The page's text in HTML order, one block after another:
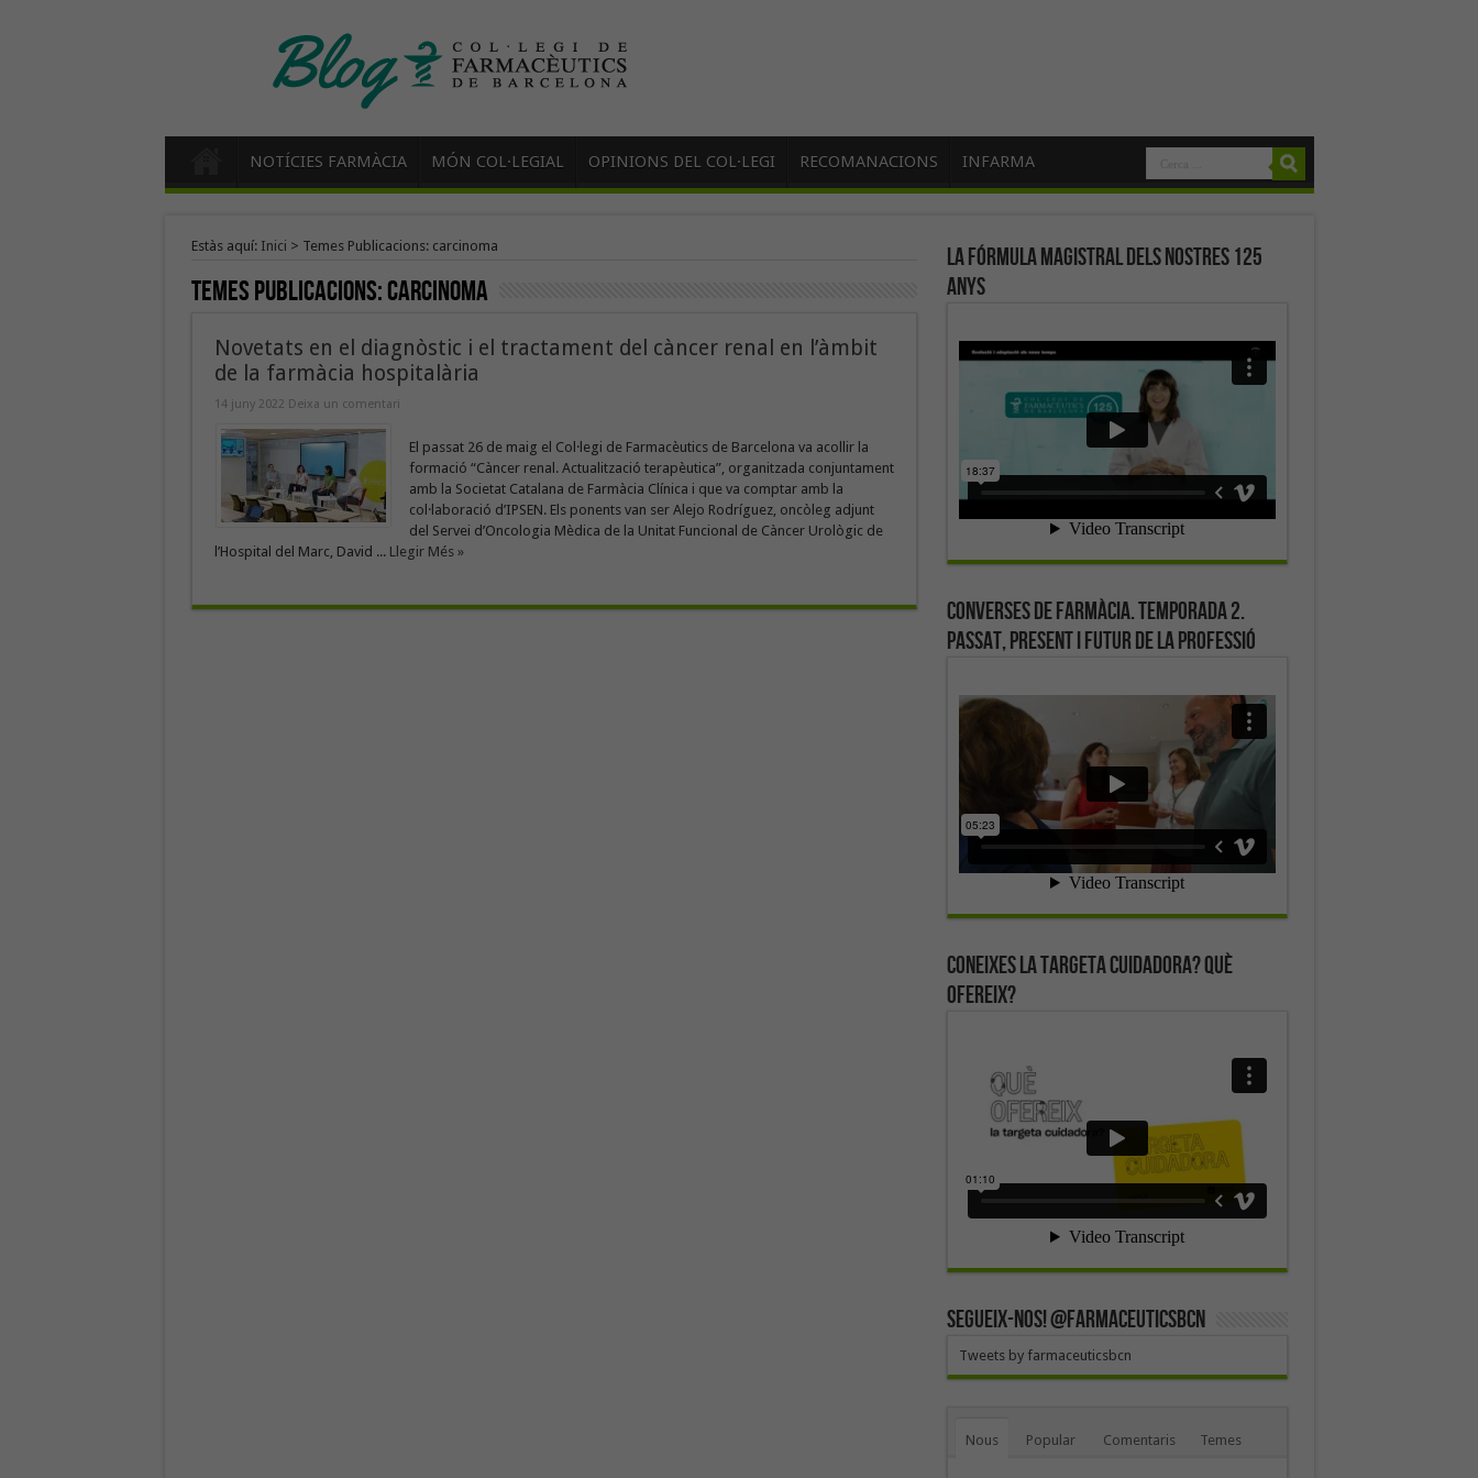
NOTÍCIES FARMÀCIA MÓN COL·LEGIAL OPINIONS DEL COL·LEGI RECOMANACIONS INFARMA
Estàs aquí: Inici > Temes Publicacions: carcinoma
Temes Publicacions:carcinoma
Novetats en el diagnòstic i el tractament del càncer renal en l’àmbit
de la farmàcia hospitalària
14 juny 2022 Deixa un comentari
El passat 26 de maig el Col·legi de Farmacèutics de Barcelona va acollir la
formació “Càncer renal. Actualització terapèutica”, organitzada conjuntament
amb la Societat Catalana de Farmàcia Clínica i que va comptar amb la
col·laboració d’IPSEN. Els ponents van ser Alejo Rodríguez, oncòleg adjunt
del Servei d’Oncologia Mèdica de la Unitat Funcional de Càncer Urològic de
l’Hospital del Marc, David ... Llegir Més »
La fórmula magistral dels nostres 125
anys
Converses de farmàcia. Temporada 2.
Passat, present i futur de la professió
Coneixes la targeta cuidadora? Què
ofereix?
SEGUEIX-NOS! @farmaceuticsbcn
Tweets by farmaceuticsbcn
Nous Popular Comentaris Temes